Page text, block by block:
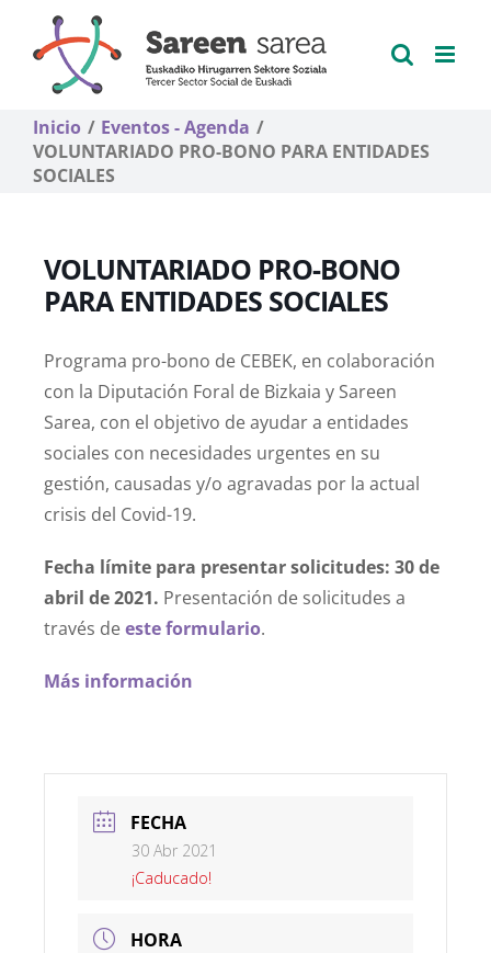
contenido
Inicio
Eventos - Agenda
VOLUNTARIADO PRO-BONO PARA ENTIDADES
SOCIALES
VOLUNTARIADO PRO-BONO
PARA ENTIDADES SOCIALES
Programa pro-bono de CEBEK, en colaboración
con la Diputación Foral de Bizkaia y Sareen
Sarea, con el objetivo de ayudar a entidades
sociales con necesidades urgentes en su
gestión, causadas y/o agravadas por la actual
crisis del Covid-19.
Fecha límite para presentar solicitudes: 30 de
abril de 2021. Presentación de solicitudes a
través deeste formulario.
Más información
FECHA
30 Abr 2021
¡Caducado!
HORA